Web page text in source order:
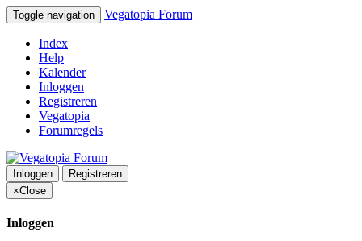
Toggle navigation Vegatopia Forum
Index
Help
Kalender
Inloggen
Registreren
Vegatopia
Forumregels
Inloggen
Registreren
×Close
Inloggen